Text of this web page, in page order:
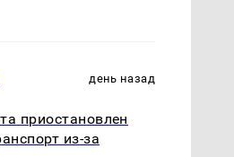
день назад
приостановлен
из-за